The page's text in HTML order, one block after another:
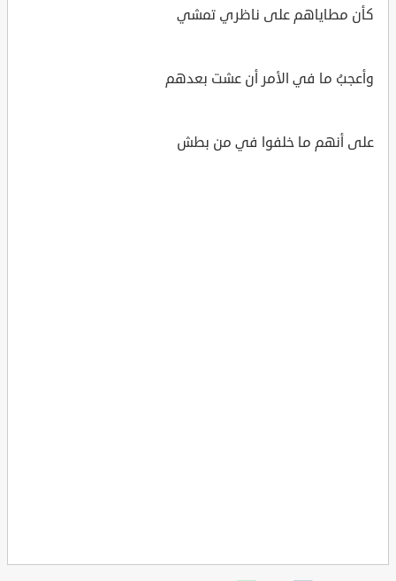
كأن مطاياهم على ناظري تمشي
وأعجبُ ما في الأمر أن عشت بعدهم
على أنهم ما خلفوا في من بطش